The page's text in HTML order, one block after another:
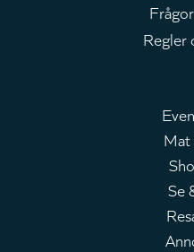
Regler
Se